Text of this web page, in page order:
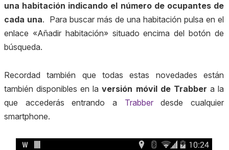
una habitación indicando el número de ocupantes de
cada una. Para buscar más de una habitación pulsa en el
enlace «Añadir habitación» situado encima del botón de
búsqueda.
Recordad también que todas estas novedades están
también disponibles en laversión móvil de Trabber a la
que accederás entrando a Trabberdesde cualquier
smartphone.